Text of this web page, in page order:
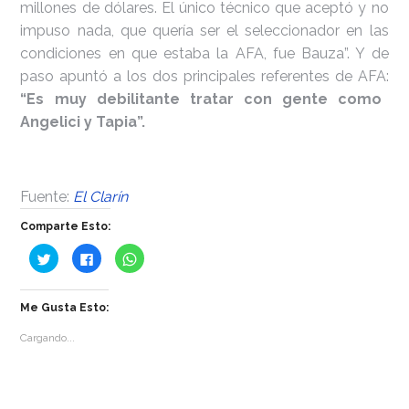
millones de dólares. El único técnico que aceptó y no
impuso nada, que quería ser el seleccionador en las
condiciones en que estaba la AFA, fue Bauza”. Y de
paso apuntó a los dos principales referentes de AFA:
“Es muy debilitante tratar con gente como
Angelici y Tapia”.
Fuente: El Clarín
Comparte Esto:
Haz
clic
compartir
Twitter
abre
en
Haz
clic
compartir
Facebook
Haz
clic
Me Gusta Esto:
Cargando...